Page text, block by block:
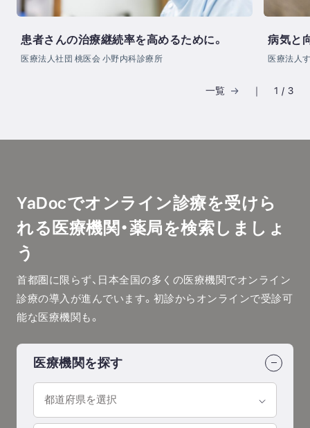
患者さんの治療継続率を高めるために。
医療法人社団 桃医会 小野内科診療所
病気と
医療法人
一覧 ｜ 1 / 3
YaDocでオンライン診療を受けら
れる 医療機関・薬局を検索しましょ
う
首都圏に限らず、日本全国の多くの医療機関でオンライン
診療の導入が進んでいます。初診からオンラインで受診可
能な医療機関も。
医療機関を探す